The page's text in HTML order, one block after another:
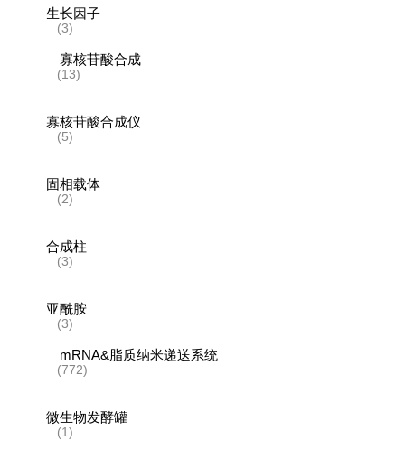
生长因子
(3)
寡核苷酸合成
(13)
寡核苷酸合成仪
(5)
固相载体
(2)
合成柱
(3)
亚酰胺
(3)
mRNA&脂质纳米递送系统
(772)
微生物发酵罐
(1)